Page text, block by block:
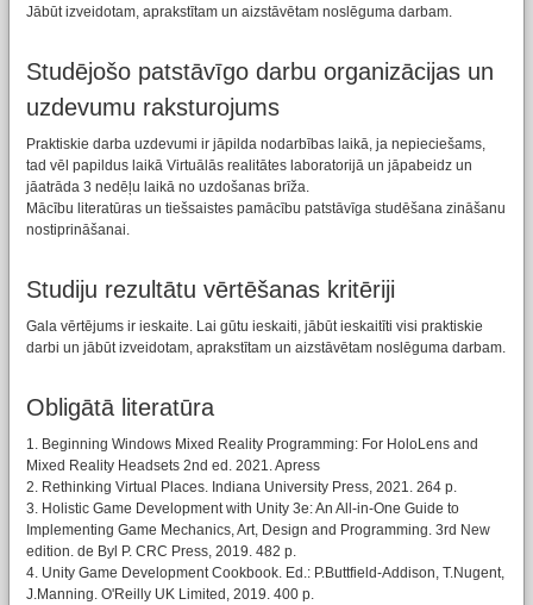
Jābūt izveidotam, aprakstītam un aizstāvētam noslēguma darbam.
Studējošo patstāvīgo darbu organizācijas un
uzdevumu raksturojums
Praktiskie darba uzdevumi ir jāpilda nodarbības laikā, ja nepieciešams,
tad vēl papildus laikā Virtuālās realitātes laboratorijā un jāpabeidz un
jāatrāda 3 nedēļu laikā no uzdošanas brīža.
Mācību literatūras un tiešsaistes pamācību patstāvīga studēšana zināšanu
nostiprināšanai.
Studiju rezultātu vērtēšanas kritēriji
Gala vērtējums ir ieskaite. Lai gūtu ieskaiti, jābūt ieskaitīti visi praktiskie
darbi un jābūt izveidotam, aprakstītam un aizstāvētam noslēguma darbam.
Obligātā literatūra
1. Beginning Windows Mixed Reality Programming: For HoloLens and
Mixed Reality Headsets 2nd ed. 2021. Apress
2. Rethinking Virtual Places. Indiana University Press, 2021. 264 p.
3. Holistic Game Development with Unity 3e: An All-in-One Guide to
Implementing Game Mechanics, Art, Design and Programming. 3rd New
edition. de Byl P. CRC Press, 2019. 482 p.
4. Unity Game Development Cookbook. Ed.: P.Buttfield-Addison, T.Nugent,
J.Manning. O'Reilly UK Limited, 2019. 400 p.